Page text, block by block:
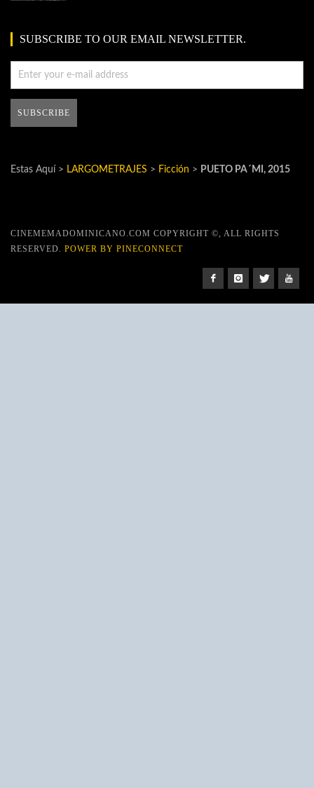
SUBSCRIBE TO OUR EMAIL NEWSLETTER.
Estas Aquí > LARGOMETRAJES > Ficción > PUETO PA´MI, 2015
CINEMEMADOMINICANO.COM COPYRIGHT ©, ALL RIGHTS
RESERVED. POWER BY PINECONNECT